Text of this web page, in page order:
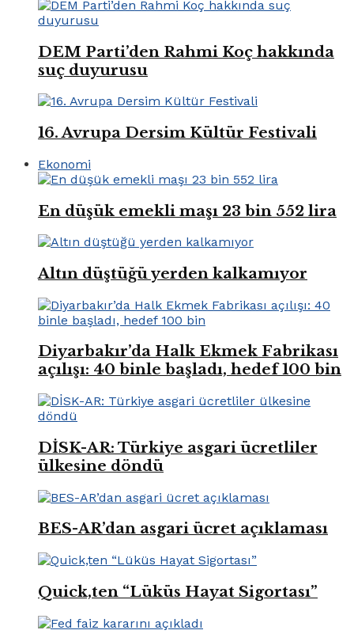
DEM Parti’den Rahmi Koç hakkında
suç duyurusu
16. Avrupa Dersim Kültür Festivali
Ekonomi
En düşük emekli maşı 23 bin 552 lira
Altın düştüğü yerden kalkamıyor
Diyarbakır’da Halk Ekmek Fabrikası
açılışı: 40 binle başladı, hedef 100 bin
DİSK-AR: Türkiye asgari ücretliler
ülkesine döndü
BES-AR’dan asgari ücret açıklaması
Quick,ten “Lüküs Hayat Sigortası”